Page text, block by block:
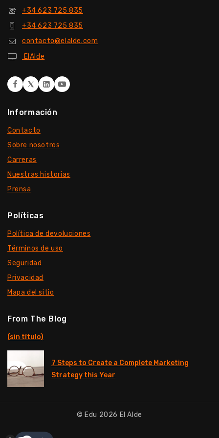
+34 623 725 835
+34 623 725 835
contacto@elalde.com
ElAlde
Información
Contacto
Sobre nosotros
Carreras
Nuestras historias
Prensa
Políticas
Política de devoluciones
Términos de uso
Seguridad
Privacidad
Mapa del sitio
From The Blog
(sin título)
7 Steps to Create a Complete Marketing
Strategy this Year
© Edu 2026 El Alde